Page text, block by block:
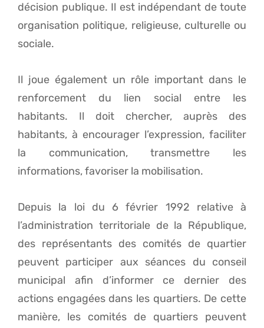
décision publique. Il est indépendant de toute
organisation politique, religieuse, culturelle ou
sociale.
Il joue également un rôle important dans le
renforcement du lien social entre les
habitants. Il doit chercher, auprès des
habitants, à encourager l’expression, faciliter
la communication, transmettre les
informations, favoriser la mobilisation.
Depuis la loi du 6 février 1992 relative à
l’administration territoriale de la République,
des représentants des comités de quartier
peuvent participer aux séances du conseil
municipal afin d’informer ce dernier des
actions engagées dans les quartiers. De cette
manière, les comités de quartiers peuvent